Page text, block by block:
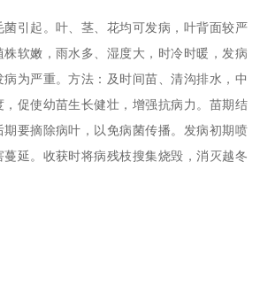
引起。叶、茎、花均可发病，叶背面较严
软嫩，雨水多、湿度大，时冷时暖，发病
为严重。方法：及时间苗、清沟排水，中
促使幼苗生长健壮，增强抗病力。苗期结
要摘除病叶，以免病菌传播。发病初期喷
延。收获时将病残枝搜集烧毁，消灭越冬